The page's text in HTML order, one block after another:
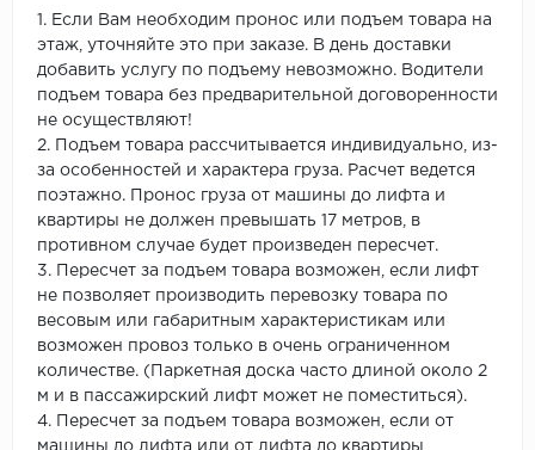
1. Если Вам необходим пронос или подъем товара на
этаж, уточняйте это при заказе. В день доставки
добавить услугу по подъему невозможно. Водители
подъем товара без предварительной договоренности
не осуществляют!
2. Подъем товара рассчитывается индивидуально, из-
за особенностей и характера груза. Расчет ведется
поэтажно. Пронос груза от машины до лифта и
квартиры не должен превышать 17 метров, в
противном случае будет произведен пересчет.
3. Пересчет за подъем товара возможен, если лифт
не позволяет производить перевозку товара по
весовым или габаритным характеристикам или
возможен провоз только в очень ограниченном
количестве. (Паркетная доска часто длиной около 2
м и в пассажирский лифт может не поместиться).
4. Пересчет за подъем товара возможен, если от
машины до лифта или от лифта до квартиры